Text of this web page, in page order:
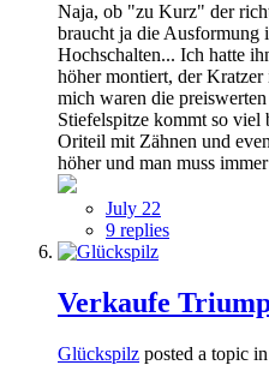
Naja, ob "zu Kurz" der
braucht ja die Ausformung
Hochschalten... Ich hatte
höher montiert, der
mich waren die
Stiefelspitze kommt so viel
Oriteil mit Zähnen und
höher und man muss
July 22
9 replies
Verkaufe
Glückspilz posted a topic in